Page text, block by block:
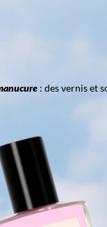
: des vernis et